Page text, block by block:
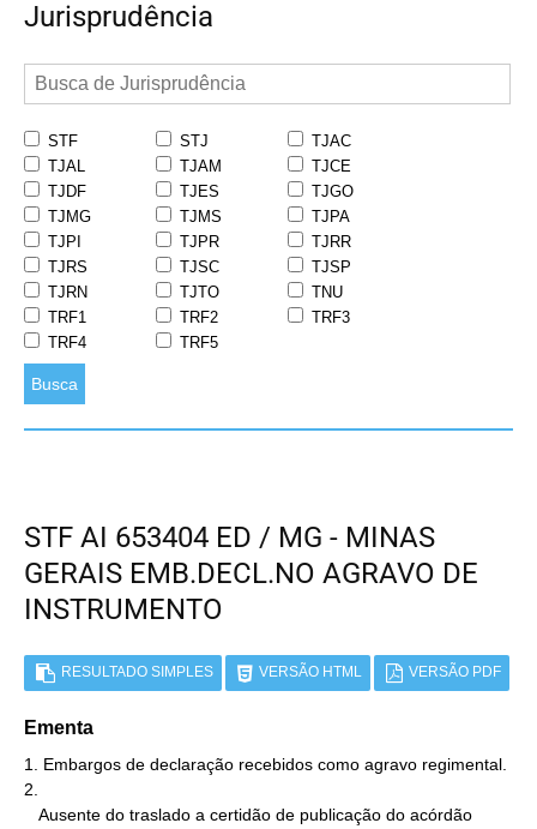
Jurisprudência
STF STJ
TJAC
TJAL
TJAM
TJCE
TJDF
TJES
TJGO
TJMG
TJMS
TJPA
TJPI
TJPR
TJRR
TJRS
TJSC
TJSP
TJRN
TJTO
TNU
TRF1
TRF2
TRF3
TRF4
TRF5
Busca
STF AI 653404 ED / MG - MINAS
GERAIS EMB.DECL.NO AGRAVO DE
INSTRUMENTO
RESULTADO SIMPLES VERSÃO HTML VERSÃO PDF
Ementa
1. Embargos de declaração recebidos como agravo regimental.
2.